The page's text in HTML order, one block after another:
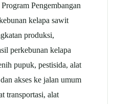
Pengembangan
kelapa sawit
produksi,
perkebunan kelapa
pupuk, pestisida, alat
akses ke jalan umum
transportasi, alat